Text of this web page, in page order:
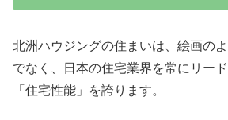
北洲ハウジングの住まいは、絵画の
でなく、日本の住宅業界を常にリー
「住宅性能」を誇ります。